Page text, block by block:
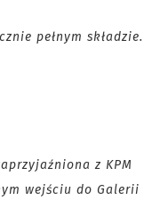
pełnym składzie.
z KPM
wejściu do Galerii